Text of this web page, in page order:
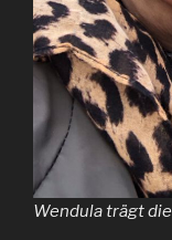
Wendula trägt